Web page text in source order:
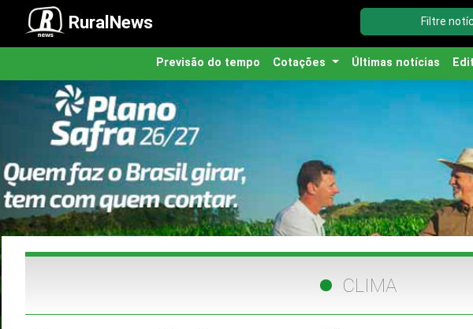
RuralNews Filtre
Previsão do tempo Cotações Últimas notícias
CLIMA